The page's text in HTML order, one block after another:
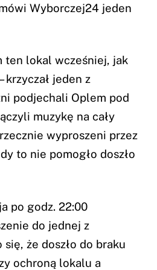
Wyborczej24 jeden
ten lokal wcześniej, jak
krzyczał jeden z
podjechali Oplem pod
muzykę na cały
wyproszeni przez
to nie pomogło doszło
po godz. 22:00
do jednej z
się, że doszło do braku
ochroną lokalu a